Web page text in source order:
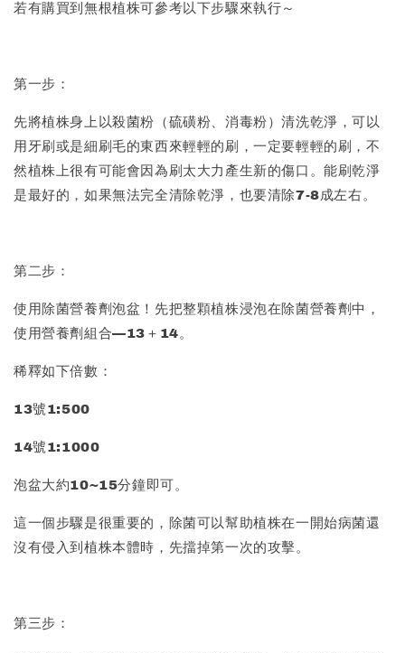
若有購買到無根植株可參考以下步驟來執行～
第一步：
先將植株身上以殺菌粉（硫磺粉、消毒粉）清洗乾淨，可以
用牙刷或是細刷毛的東西來輕輕的刷，一定要輕輕的刷，不
然植株上很有可能會因為刷太大力產生新的傷口。能刷乾淨
是最好的，如果無法完全清除乾淨，也要清除7-8成左右。
第二步：
使用除菌營養劑泡盆！先把整顆植株浸泡在除菌營養劑中，
使用營養劑組合—13＋14。
稀釋如下倍數：
13號1:500
14號1:1000
泡盆大約10~15分鐘即可。
這一個步驟是很重要的，除菌可以幫助植株在一開始病菌還
沒有侵入到植株本體時，先擋掉第一次的攻擊。
第三步：